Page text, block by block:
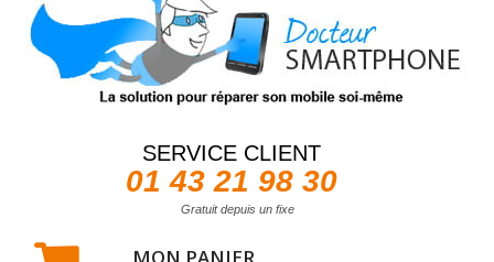
SERVICE CLIENT
01 43 21 98 30
Gratuit depuis un fixe